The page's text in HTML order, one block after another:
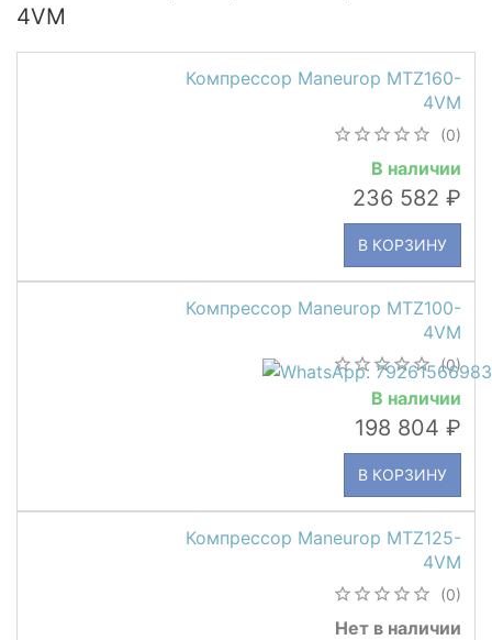
4VM
Компрессор Maneurop MTZ160-
4VM
(0)
В наличии
236 582
В КОРЗИНУ
Компрессор Maneurop MTZ100-
4VM
(0)
В наличии
198 804
В КОРЗИНУ
Компрессор Maneurop MTZ125-
4VM
(0)
Нет в наличии